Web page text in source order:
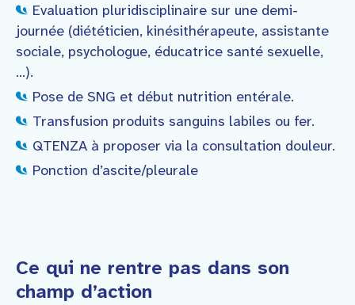
Evaluation pluridisciplinaire sur une demi-
journée (diététicien, kinésithérapeute, assistante
sociale, psychologue, éducatrice santé sexuelle,
…).
Pose de SNG et début nutrition entérale.
Transfusion produits sanguins labiles ou fer.
QTENZA à proposer via la consultation douleur.
Ponction d’ascite/pleurale
Ce qui ne rentre pas dans son
champ d’action